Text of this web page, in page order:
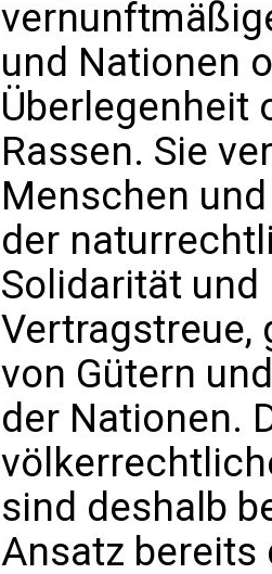
und Nationen
Überlegenheit
Rassen. Sie
Menschen
der
Solidarität
Vertragstreue,
von Gütern
der Nationen.
sind deshalb
Ansatz bereits